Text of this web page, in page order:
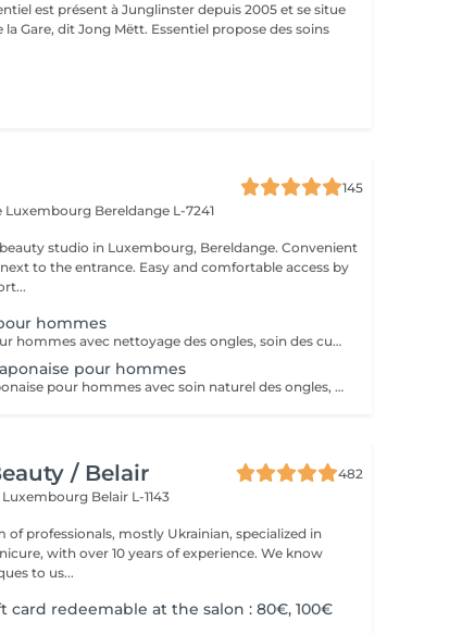
est présent à Junglinster depuis 2005 et se situe
Jong Mëtt. Essentiel propose des soins
145
Luxembourg Bereldange L-7241
studio in Luxembourg, Bereldange. Convenient
to the entrance. Easy and comfortable access by
hommes
Manucure pour hommes avec nettoyage des ongles, soin des cuticules, mise en forme et hydratation des mains. Idéal pour des mains propres, soignées et naturelles.
pour hommes
Manucure japonaise pour hommes avec soin naturel des ongles, polissage avec pâte minérale et poudre nutritive. Renforce les ongles, donne une brillance naturelle et un aspect soigné sans vernis.
/ Belair
482
Luxembourg Belair L-1143
of professionals, mostly Ukrainian, specialized in
with over 10 years of experience. We know
to us...
card redeemable at the salon : 80€, 100€